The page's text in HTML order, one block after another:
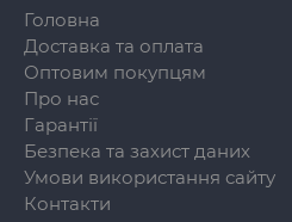
Головна
Доставка та оплата
Оптовим покупцям
Про нас
Гарантії
Безпека та захист даних
Умови використання сайту
Контакти